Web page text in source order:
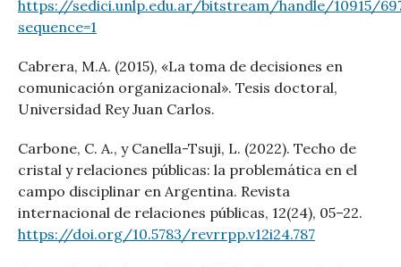
https://sedici.unlp.edu.ar/bitstream/handle/10915/
sequence=1
Cabrera, M.A. (2015), «La toma de decisiones en
comunicación organizacional». Tesis doctoral,
Universidad Rey Juan Carlos.
Carbone, C. A., y Canella-Tsuji, L. (2022). Techo de
cristal y relaciones públicas: la problemática en el
campo disciplinar en Argentina. Revista
internacional de relaciones públicas, 12(24), 05–22.
https://doi.org/10.5783/revrrpp.v12i24.787